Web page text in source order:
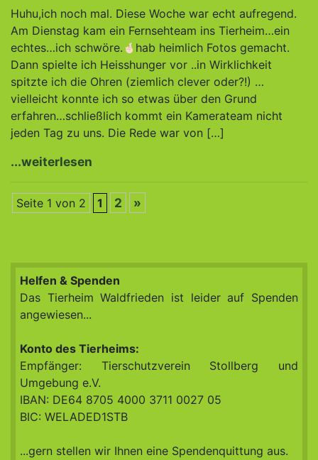
Huhu,ich noch mal. Diese Woche war echt aufregend.
Am Dienstag kam ein Fernsehteam ins Tierheim…ein
echtes…ich schwöre.
hab heimlich Fotos gemacht.
Dann spielte ich Heisshunger vor ..in Wirklichkeit
spitzte ich die Ohren (ziemlich clever oder?!) …
vielleicht konnte ich so etwas über den Grund
erfahren…schließlich kommt ein Kamerateam nicht
jeden Tag zu uns. Die Rede war von […]
...weiterlesen
Seite 1 von 2 1 2 »
Helfen & Spenden
Das Tierheim Waldfrieden ist leider auf Spenden
angewiesen...
Konto des Tierheims:
Empfänger: Tierschutzverein Stollberg und
Umgebung e.V.
IBAN: DE64 8705 4000 3711 0027 05
BIC: WELADED1STB
...gern stellen wir Ihnen eine Spendenquittung aus.